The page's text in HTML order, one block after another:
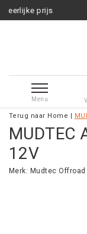
Menu
Terug naar Home
MUDTEC
12V
Merk: Mudtec Offroad